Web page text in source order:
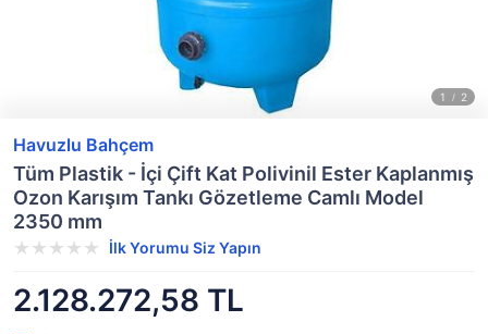
Havuzlu Bahçem
Tüm Plastik - İçi Çift Kat Polivinil Ester Kaplanmış
Ozon Karışım Tankı Gözetleme Camlı Model
2350 mm
İlk Yorumu Siz Yapın
2.128.272,58 TL